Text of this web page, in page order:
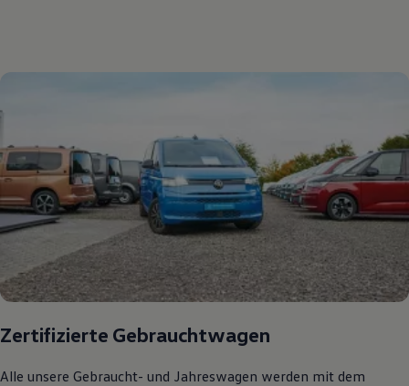
Zertifizierte Gebrauchtwagen
Alle unsere Gebraucht- und Jahreswagen werden mit dem